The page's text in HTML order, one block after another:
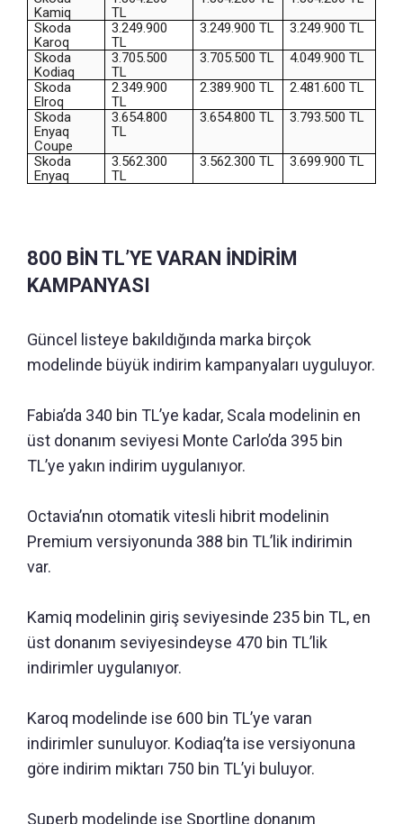
Kamiq
TL
Skoda
Karoq
3.249.900
TL
3.249.900 TL
3.249.900 TL
Skoda
Kodiaq
3.705.500
TL
3.705.500 TL
4.049.900 TL
Skoda
Elroq
2.349.900
TL
2.389.900 TL
2.481.600 TL
Skoda
Enyaq
Coupe
3.654.800
TL
3.654.800 TL 3.793.500 TL
Skoda
Enyaq
3.562.300
TL
3.562.300 TL 3.699.900 TL
800 BİN TL’YE VARAN İNDİRİM
KAMPANYASI
Güncel listeye bakıldığında marka birçok
modelinde büyük indirim kampanyaları uyguluyor.
Fabia’da 340 bin TL’ye kadar, Scala modelinin en
üst donanım seviyesi Monte Carlo’da 395 bin
TL’ye yakın indirim uygulanıyor.
Octavia’nın otomatik vitesli hibrit modelinin
Premium versiyonunda 388 bin TL’lik indirimin
var.
Kamiq modelinin giriş seviyesinde 235 bin TL, en
üst donanım seviyesindeyse 470 bin TL’lik
indirimler uygulanıyor.
Karoq modelinde ise 600 bin TL’ye varan
indirimler sunuluyor. Kodiaq’ta ise versiyonuna
göre indirim miktarı 750 bin TL’yi buluyor.
Superb modelinde ise Sportline donanım